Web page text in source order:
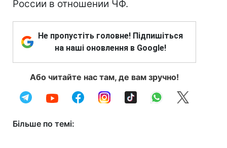
России в отношении ЧФ.
Не пропустіть головне! Підпишіться
на наші оновлення в Google!
Або читайте нас там, де вам зручно!
Більше по темі: